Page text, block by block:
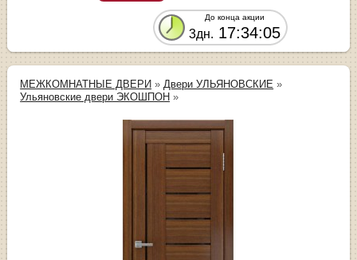
До конца акции
3дн. 17:34:04
МЕЖКОМНАТНЫЕ ДВЕРИ » Двери УЛЬЯНОВСКИЕ »
Ульяновские двери ЭКОШПОН »